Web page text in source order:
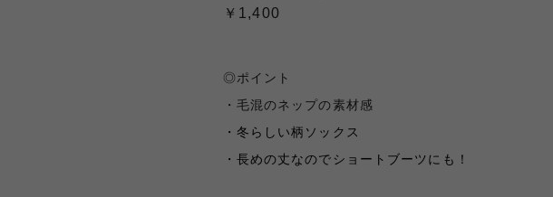
￥1,400
◎ポイント
・毛混のネップの素材感
・冬らしい柄ソックス
・長めの丈なのでショートブーツにも！